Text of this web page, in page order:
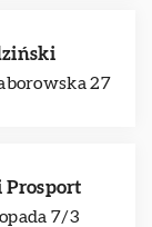
27
Prosport
7/3